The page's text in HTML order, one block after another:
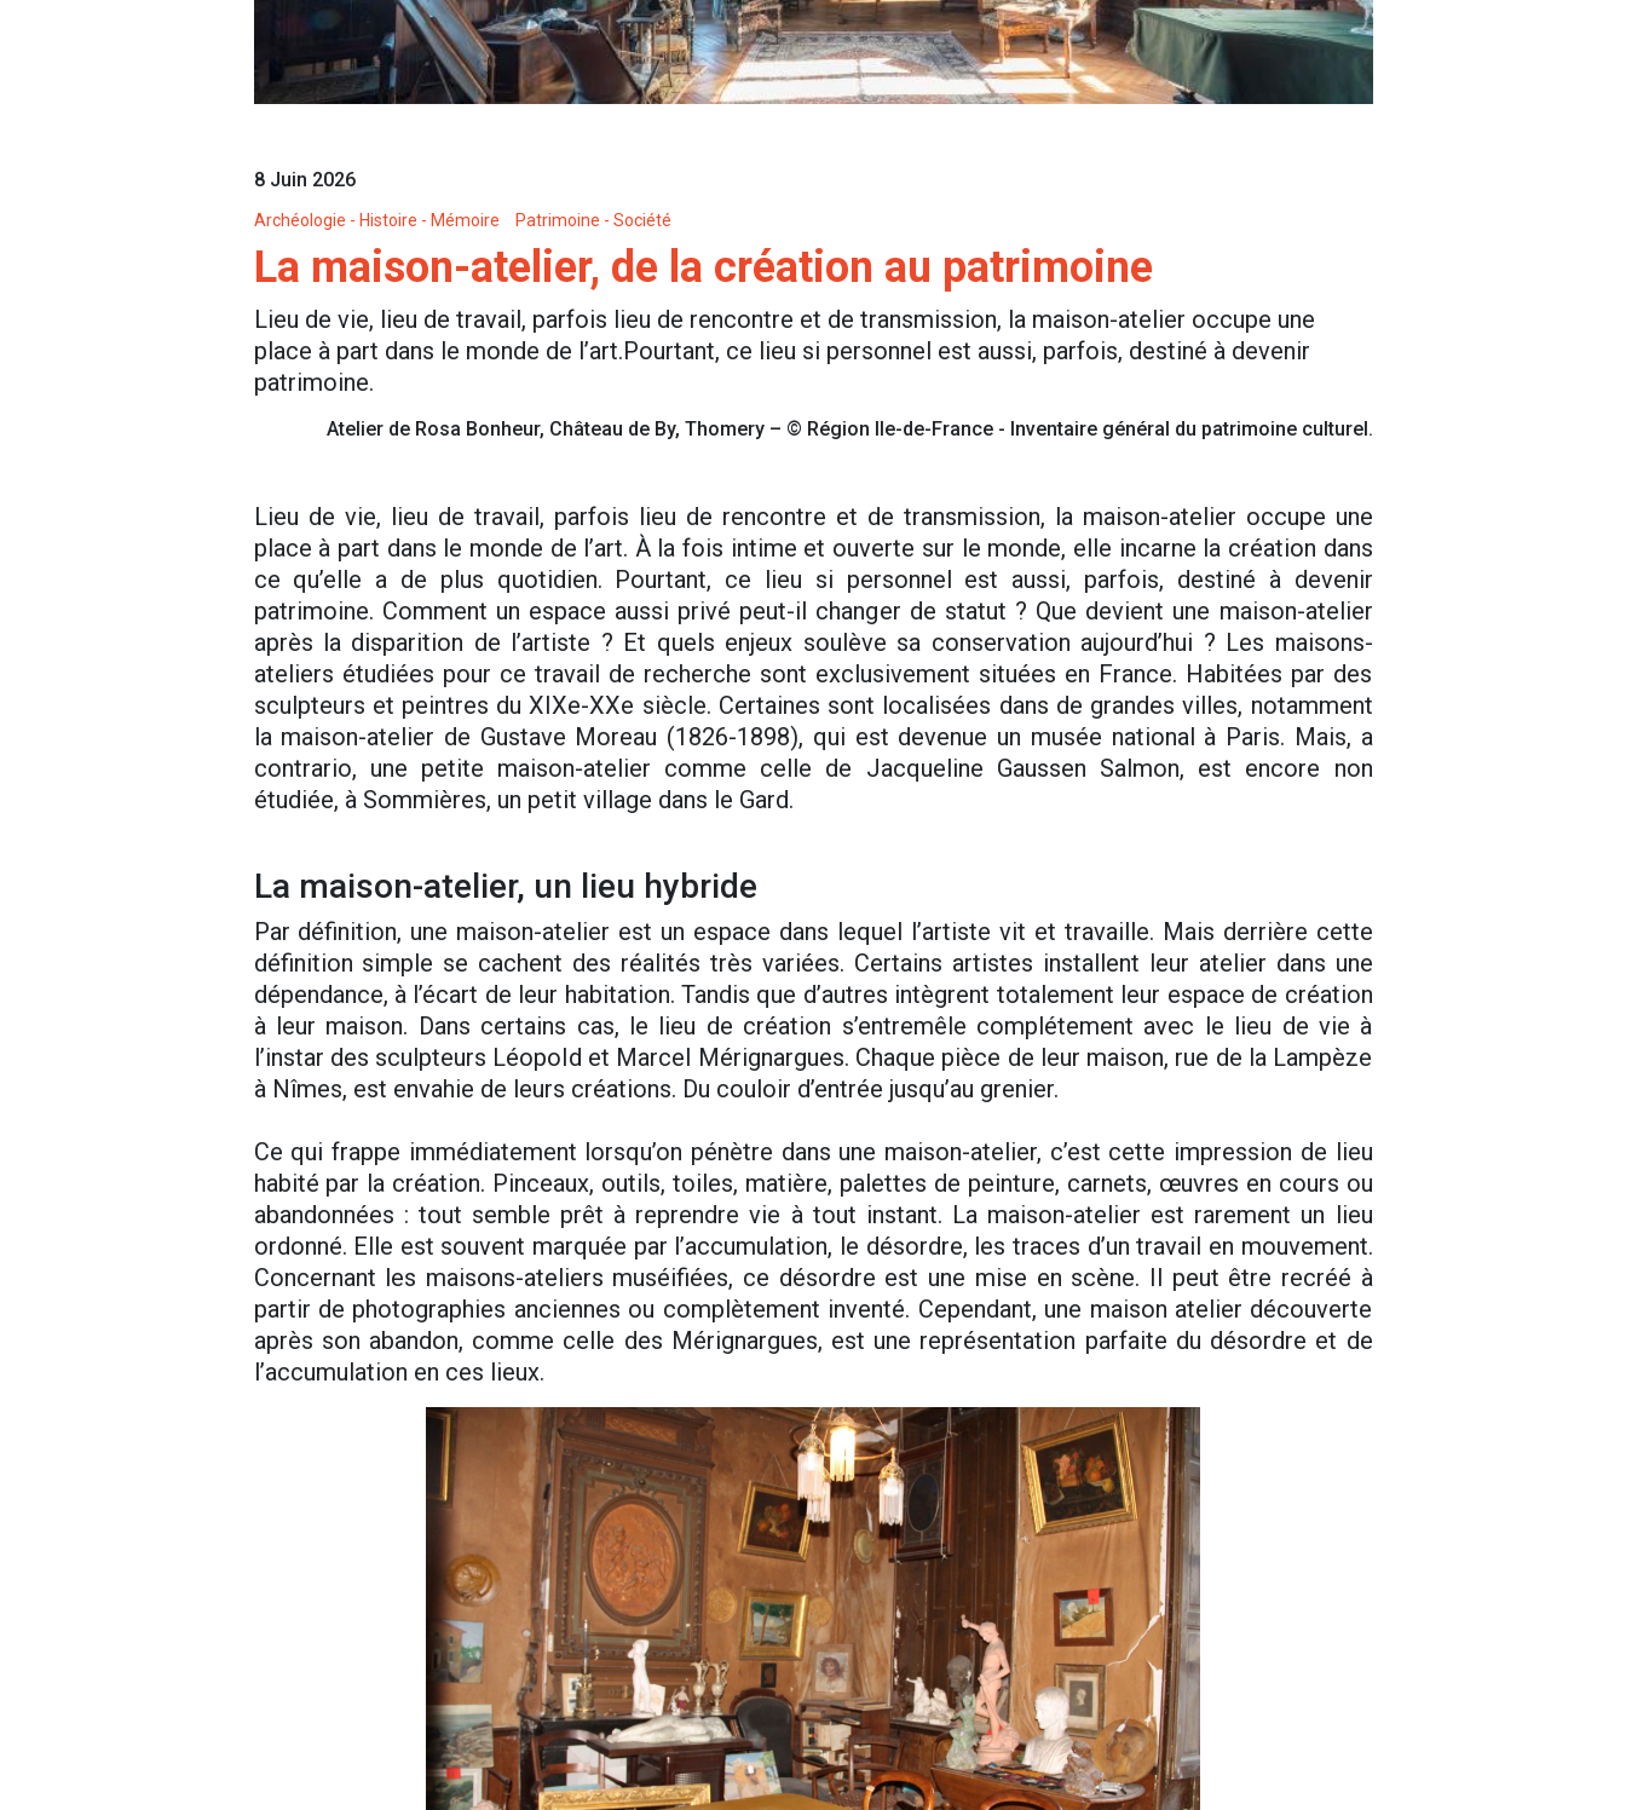
8 Juin 2026
Archéologie - Histoire - Mémoire Patrimoine - Société
La maison-atelier, de la création au patrimoine
Lieu de vie, lieu de travail, parfois lieu de rencontre et de transmission, la maison-atelier occupe une
place à part dans le monde de l’art.Pourtant, ce lieu si personnel est aussi, parfois, destiné à devenir
patrimoine.
Atelier de Rosa Bonheur, Château de By, Thomery – © Région Ile-de-France - Inventaire général du patrimoine culturel.
Lieu de vie, lieu de travail, parfois lieu de rencontre et de transmission, la maison-atelier occupe une
place à part dans le monde de l’art. À la fois intime et ouverte sur le monde, elle incarne la création dans
ce qu’elle a de plus quotidien. Pourtant, ce lieu si personnel est aussi, parfois, destiné à devenir
patrimoine. Comment un espace aussi privé peut-il changer de statut ? Que devient une maison-atelier
après la disparition de l’artiste ? Et quels enjeux soulève sa conservation aujourd’hui ? Les maisons-
ateliers étudiées pour ce travail de recherche sont exclusivement situées en France. Habitées par des
sculpteurs et peintres du XIXe-XXe siècle. Certaines sont localisées dans de grandes villes, notamment
la maison-atelier de Gustave Moreau (1826-1898), qui est devenue un musée national à Paris. Mais, a
contrario, une petite maison-atelier comme celle de Jacqueline Gaussen Salmon, est encore non
étudiée, à Sommières, un petit village dans le Gard.
La maison-atelier, un lieu hybride
Par définition, une maison-atelier est un espace dans lequel l’artiste vit et travaille. Mais derrière cette
définition simple se cachent des réalités très variées. Certains artistes installent leur atelier dans une
dépendance, à l’écart de leur habitation. Tandis que d’autres intègrent totalement leur espace de création
à leur maison. Dans certains cas, le lieu de création s’entremêle complétement avec le lieu de vie à
l’instar des sculpteurs Léopold et Marcel Mérignargues. Chaque pièce de leur maison, rue de la Lampèze
à Nîmes, est envahie de leurs créations. Du couloir d’entrée jusqu’au grenier.
Ce qui frappe immédiatement lorsqu’on pénètre dans une maison-atelier, c’est cette impression de lieu
habité par la création. Pinceaux, outils, toiles, matière, palettes de peinture, carnets, œuvres en cours ou
abandonnées : tout semble prêt à reprendre vie à tout instant. La maison-atelier est rarement un lieu
ordonné. Elle est souvent marquée par l’accumulation, le désordre, les traces d’un travail en mouvement.
Concernant les maisons-ateliers muséifiées, ce désordre est une mise en scène. Il peut être recréé à
partir de photographies anciennes ou complètement inventé. Cependant, une maison atelier découverte
après son abandon, comme celle des Mérignargues, est une représentation parfaite du désordre et de
l’accumulation en ces lieux.